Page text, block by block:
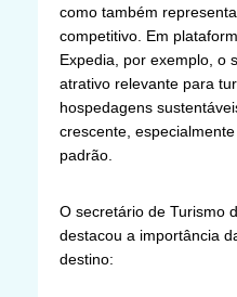
como também
competitivo. Em
Expedia, por exemplo, o
atrativo relevante para
hospedagens
crescente,
padrão.
O secretário de Turismo
destacou a importância
destino: